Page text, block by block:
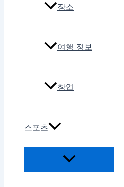
장소
여행 정보
창업
스포츠